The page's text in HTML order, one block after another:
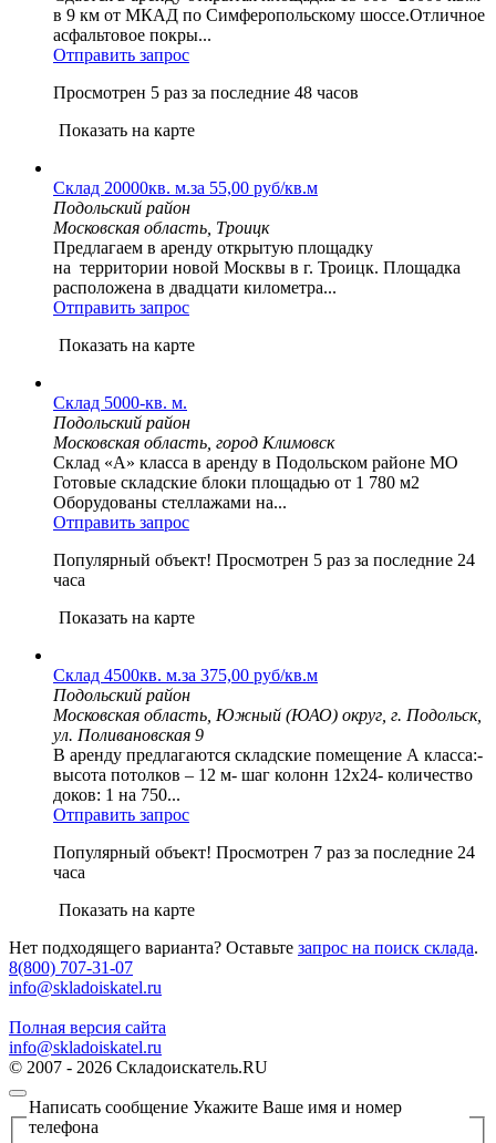
в 9 км от МКАД по Симферопольскому шоссе.Отличное
асфальтовое покры...
Отправить запрос
Просмотрен 5 раз за последние 48 часов
Показать на карте
Склад 20000кв. м.за 55,00 руб/кв.м
Подольский район
Московская область, Троицк
Предлагаем в аренду открытую площадку
на территории новой Москвы в г. Троицк. Площадка
расположена в двадцати километра...
Отправить запрос
Показать на карте
Склад 5000-кв. м.
Подольский район
Московская область, город Климовск
Склад «А» класса в аренду в Подольском районе МО
Готовые складские блоки площадью от 1 780 м2
Оборудованы стеллажами на...
Отправить запрос
Популярный объект! Просмотрен 5 раз за последние 24
часа
Показать на карте
Склад 4500кв. м.за 375,00 руб/кв.м
Подольский район
Московская область, Южный (ЮАО) округ, г. Подольск,
ул. Поливановская 9
В аренду предлагаются складские помещение А класса:-
высота потолков – 12 м- шаг колонн 12х24- количество
доков: 1 на 750...
Отправить запрос
Популярный объект! Просмотрен 7 раз за последние 24
часа
Показать на карте
Нет подходящего варианта? Оставьте запрос на поиск склада.
8(800) 707-31-07
info@skladoiskatel.ru
Полная версия сайта
info@skladoiskatel.ru
© 2007 - 2026 Складоискатель.RU
Написать сообщение Укажите Ваше имя и номер
телефона